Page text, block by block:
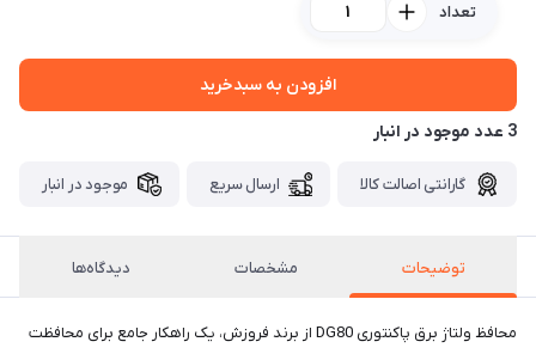
تعداد
افزودن به سبدخرید
3 عدد موجود در انبار
گارانتی اصالت کالا ارسال سریع موجود در انبار
توضیحات مشخصات دیدگاه‌ها
محافظ ولتاژ برق پاکنتوری DG80 از برند فروزش، یک راهکار جامع برای محافظت